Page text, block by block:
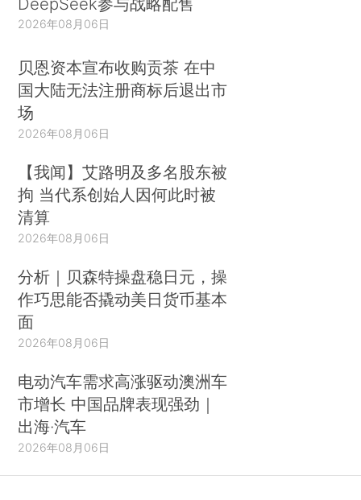
2026年08月06日
贝恩资本宣布收购贡茶 在中
国大陆无法注册商标后退出市
场
2026年08月06日
【我闻】艾路明及多名股东被
拘 当代系创始人因何此时被
清算
2026年08月06日
分析｜贝森特操盘稳日元，操
作巧思能否撬动美日货币基本
面
2026年08月06日
电动汽车需求高涨驱动澳洲车
市增长 中国品牌表现强劲｜
出海·汽车
2026年08月06日